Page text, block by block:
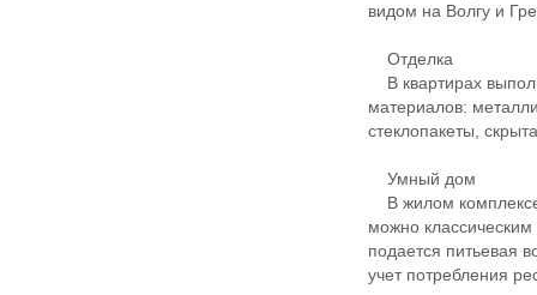
видом на Волгу и
Отделка
В квартирах
материалов:
стеклопакеты,
Умный дом
В жилом комплексе
можно
подается питьевая
учет потребления